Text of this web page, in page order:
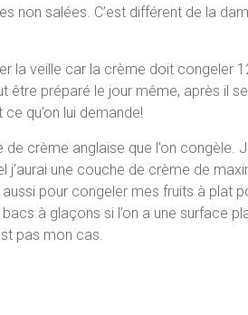
non salées. C’est différent de la
la veille car la crème doit congeler
être préparé le jour même, après il
qu’on lui demande!
de crème anglaise que l’on congèle.
j’aurai une couche de crème de
pour congeler mes fruits à plat
à glaçons si l’on a une surface
pas mon cas.